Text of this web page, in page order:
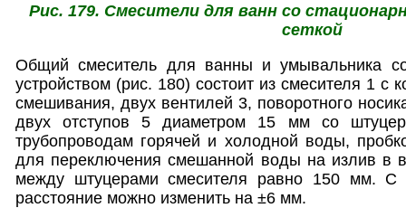
Рис. 179. Смесители для ванн со
сеткой
Общий смеситель для ванны и умывальника
устройством (рис. 180) состоит из смесителя 1
смешивания, двух вентилей 3, поворотного
двух отступов 5 диаметром 15 мм со
трубопроводам горячей и холодной воды,
для переключения смешанной воды на излив в
между штуцерами смесителя равно 150 мм. С
расстояние можно изменить на ±6 мм.